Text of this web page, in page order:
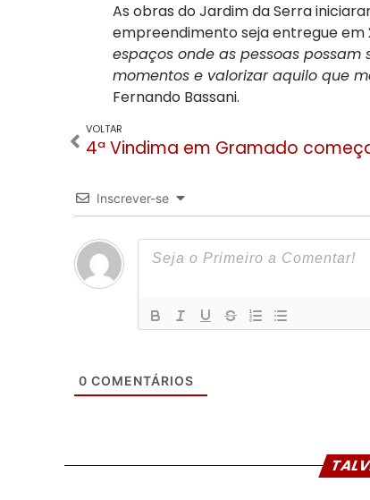
As obras do Jardim da Serra
empreendimento seja entregue em
espaços onde as pessoas
momentos e valorizar aquilo que
Fernando Bassani.
VOLTAR
Inscrever-se
0 COMENTÁRIOS